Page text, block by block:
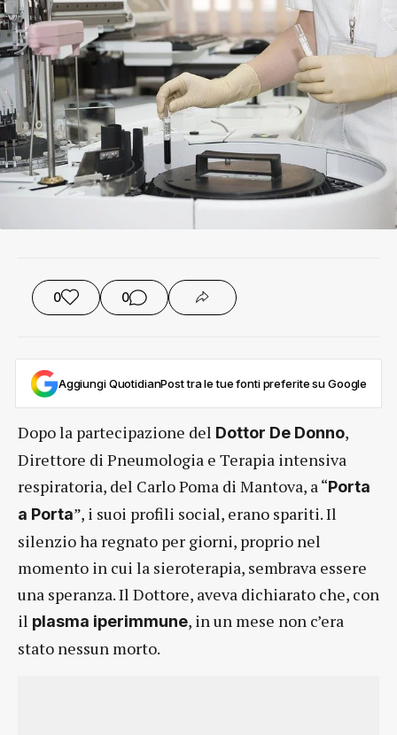
0 0
Aggiungi QuotidianPost tra le tue fonti preferite su Google
Dopo la partecipazione del Dottor De Donno,
Direttore di Pneumologia e Terapia intensiva
respiratoria, del Carlo Poma di Mantova, a “Porta
a Porta”, i suoi profili social, erano spariti. Il
silenzio ha regnato per giorni, proprio nel
momento in cui la sieroterapia, sembrava essere
una speranza. Il Dottore, aveva dichiarato che, con
il plasma iperimmune, in un mese non c’era
stato nessun morto.